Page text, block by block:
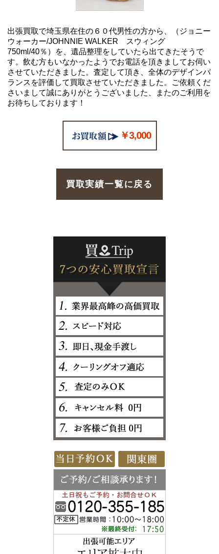
出張買取で埼玉県在住の６０代男性の方から、（ジョニー
ウォーカー/JOHNNIE WALKER スウィング
750ml/40％）を、遺品整理をしていたら出てきたそうで
す。飲む方もいなかったようでお電話を頂きましてお伺い
させていただきました。査定して頂き、全体のデザインバ
ランスを評価して買取させていただきました。ご依頼くだ
さいまして誠にありがとうございました、またのご利用を
お待ちしております！
￥3,000
買取実績一覧に戻る